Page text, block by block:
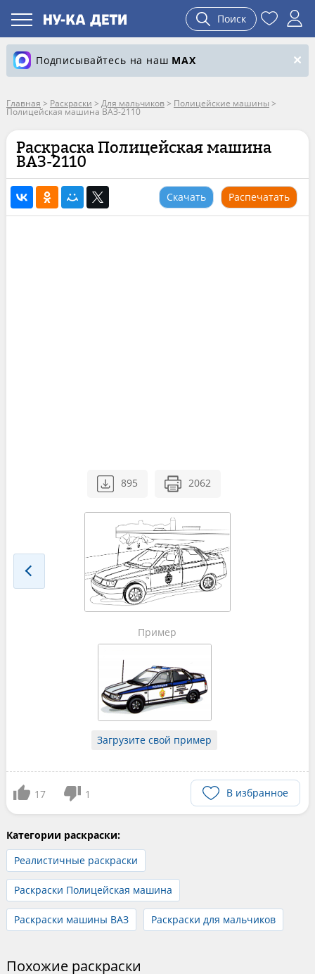
Поиск
Подписывайтесь на наш MAX
Главная > Раскраски > Для мальчиков> Полицейские машины >
Полицейская машина ВАЗ-2110
Раскраска Полицейская машина
ВАЗ-2110
Скачать Распечатать
895 2062
Пример
Загрузите свой пример
17 1 В избранное
Категории раскраски:
Реалистичные раскраски
Раскраски Полицейская машина
Раскраски машины ВАЗ Раскраски для мальчиков
Похожие раскраски